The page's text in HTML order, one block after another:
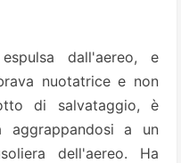
espulsa dall'aereo, e
nuotatrice e non
di salvataggio, è
aggrappandosi a un
dell'aereo. Ha